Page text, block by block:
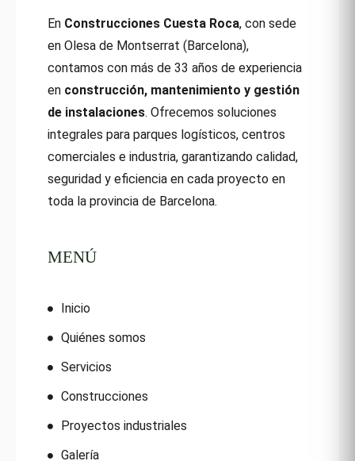
En Construcciones Cuesta Roca, con sede
en Olesa de Montserrat (Barcelona),
contamos con más de 33 años de experiencia
en construcción, mantenimiento y gestión
de instalaciones. Ofrecemos soluciones
integrales para parques logísticos, centros
comerciales e industria, garantizando calidad,
seguridad y eficiencia en cada proyecto en
toda la provincia de Barcelona.
MENÚ
Inicio
Quiénes somos
Servicios
Construcciones
Proyectos industriales
Galería